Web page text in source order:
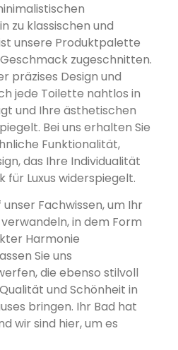
zu klassischen und
unsere Produktpalette
zugeschnitten.
präzises Design und
jede Toilette nahtlos in
und Ihre ästhetischen
Bei uns erhalten Sie
Funktionalität,
das Ihre Individualität
für Luxus widerspiegelt.
Fachwissen, um Ihr
in dem Form
Harmonie
Sie uns
die ebenso stilvoll
und Schönheit in
bringen. Ihr Bad hat
wir sind hier, um es